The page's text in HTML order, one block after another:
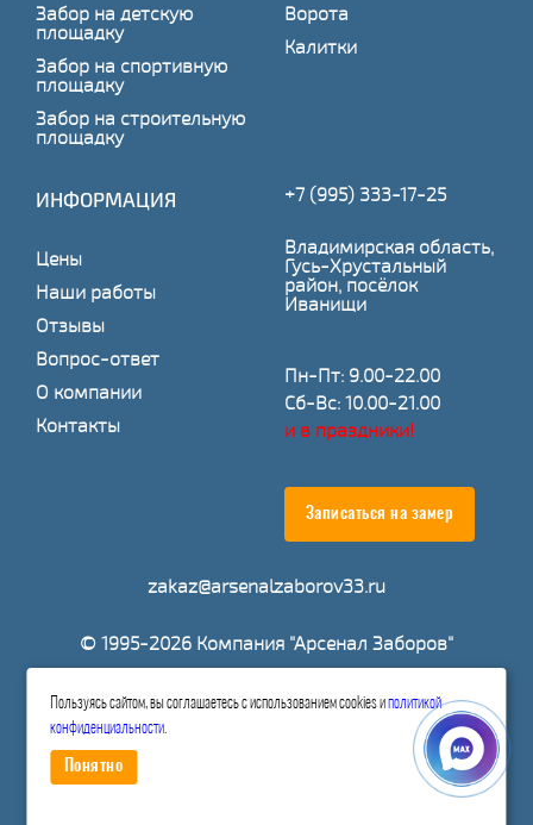
Забор на детскую
площадку
Забор на спортивную
площадку
Забор на строительную
площадку
Ворота
Калитки
ИНФОРМАЦИЯ
Цены
Наши работы
Отзывы
Вопрос-ответ
О компании
Контакты
+7 (995) 333-17-25
Владимирская область,
Гусь-Хрустальный
район, посёлок
Иванищи
Пн-Пт: 9.00-22.00
Сб-Вс: 10.00-21.00
и в праздники!
Записаться на замер
zakaz@arsenalzaborov33.ru
© 1995-2026 Компания "Арсенал Заборов"
Расчитать стоимость
Политика конфиденциальности
Пользуясь сайтом, вы соглашаетесь с использованием cookies иполитикой
конфиденциальности.
Понятно